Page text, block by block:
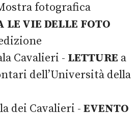
fotografica
VIE DELLE FOTO
Cavalieri - LETTURE a
dell’Università della
dei Cavalieri - EVENTO